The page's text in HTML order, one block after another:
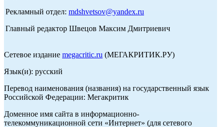
Рекламный отдел: mdshvetsov@yandex.ru
Главный редактор Швецов Максим Дмитриевич
Сетевое издание megacritic.ru (МЕГАКРИТИК.РУ)
Язык(и): русский
Перевод наименования (названия) на государственный язык
Российской Федерации: Мегакритик
Доменное имя сайта в информационно-
телекоммуникационной сети «Интернет» (для сетевого